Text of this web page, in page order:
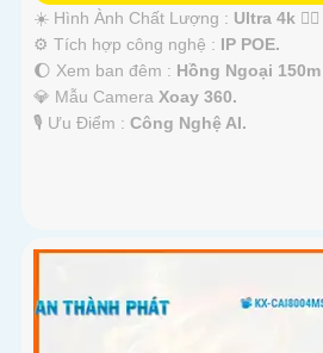
☀️ Hình Ành Chất Lượng : Ultra 4k 👍🏾
⚙ Tích hợp công nghệ : IP POE.
🌔 Xem ban đêm : Hồng Ngoại
💎 Mẫu Camera Xoay 360.
️🎙 Ưu Điểm : Công Nghệ AI.